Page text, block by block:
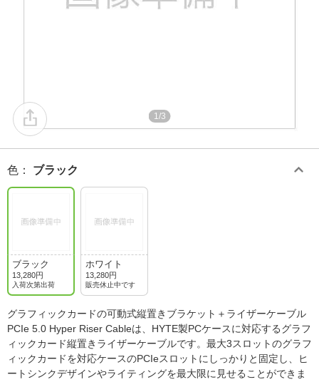
1/3
色 ： ブラック
ブラック
13,280円
入荷次第出荷
ホワイト
13,280円
販売休止中です
グラフィックカードの可動式縦置きブラケット＋ライザーケーブル
PCIe 5.0 Hyper Riser Cableは、HYTE製PCケースに対応するグラフ
ィックカード縦置きライザーケーブルです。最大3スロットのグラフ
ィックカードを対応ケースのPCIeスロットにしっかりと固定し、ヒ
ートシンクデザインやライティングを最大限に見せることができま